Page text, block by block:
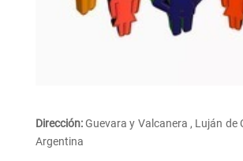
Dirección:Guevara y Valcanera , Luján de
Argentina